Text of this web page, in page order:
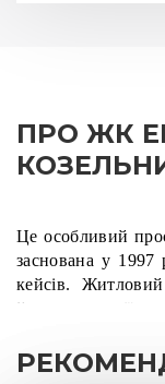
ПРО ЖК
Це особливий
заснована у 1997
кейсів.
його території
Квартири в